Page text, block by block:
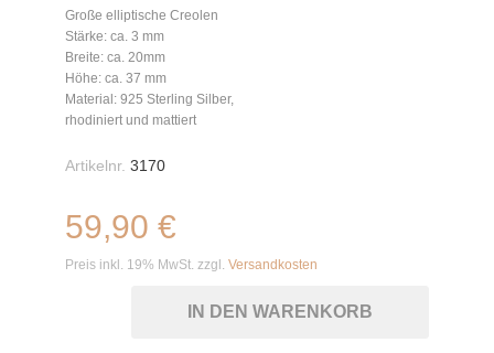
Große elliptische Creolen
Stärke: ca. 3 mm
Breite: ca. 20mm
Höhe: ca. 37 mm
Material: 925 Sterling Silber,
rhodiniert und mattiert
Artikelnr. 3170
59,90 €
Preis inkl. 19% MwSt. zzgl. Versandkosten
IN DEN WARENKORB